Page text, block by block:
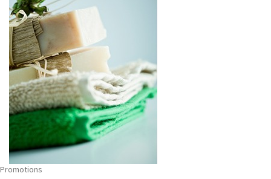
Promotions